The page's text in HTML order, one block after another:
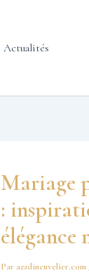
Actualités
Mariage
:
élégance
Par azzdincuvelier.com